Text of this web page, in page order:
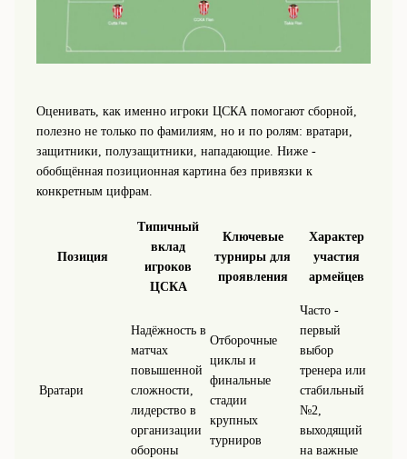
Оценивать, как именно игроки ЦСКА помогают сборной,
полезно не только по фамилиям, но и по ролям: вратари,
защитники, полузащитники, нападающие. Ниже -
обобщённая позиционная картина без привязки к
конкретным цифрам.
Позиция
Типичный
вклад
игроков
ЦСКА
Ключевые
турниры для
проявления
Характер
участия
армейцев
Вратари
Надёжность в
матчах
повышенной
сложности,
лидерство в
организации
обороны
Отборочные
циклы и
финальные
стадии
крупных
турниров
Часто -
первый
выбор
тренера или
стабильный
№2,
выходящий
на важные